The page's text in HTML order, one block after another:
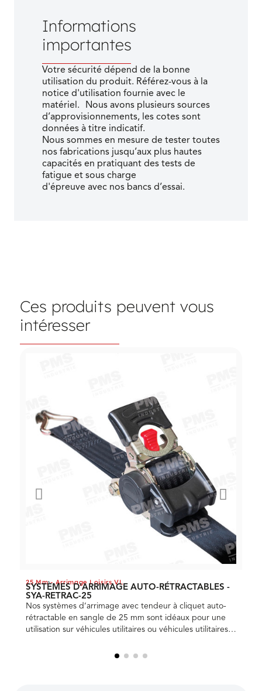
Informations
importantes
Votre sécurité dépend de la bonne
utilisation du produit. Référez-vous à la
notice d'utilisation fournie avec le
matériel. Nous avons plusieurs sources
d’approvisionnements, les cotes sont
données à titre indicatif.
Nous sommes en mesure de tester toutes
nos fabrications jusqu’aux plus hautes
capacités en pratiquant des tests de
fatigue et sous charge
d'épreuve avec nos bancs d’essai.
Ces produits peuvent vous
intéresser
25 Mm - Arrimage Loisirs VL
SYSTÈMES D'ARRIMAGE AUTO-RÉTRACTABLES -
SYA-RETRAC-25
Nos systèmes d’arrimage avec tendeur à cliquet auto-
rétractable en sangle de 25 mm sont idéaux pour une
utilisation sur véhicules utilitaires ou véhicules utilitaires
la poignée, la sangle s’enroule automatiquement. Ces